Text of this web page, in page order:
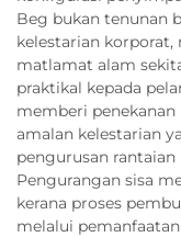
Beg bukan tenunan
kelestarian
matlamat alam
praktikal kepada
memberi
amalan kelestarian
pengurusan
Pengurangan sisa
kerana proses
melalui